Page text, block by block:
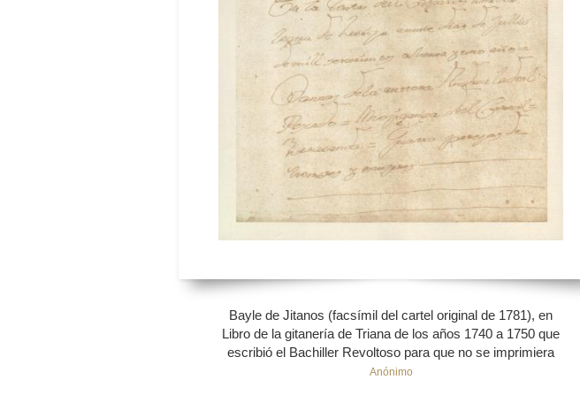
Bayle de Jitanos (facsímil del cartel original de 1781), en
Libro de la gitanería de Triana de los años 1740 a 1750 que
escribió el Bachiller Revoltoso para que no se imprimiera
Anónimo